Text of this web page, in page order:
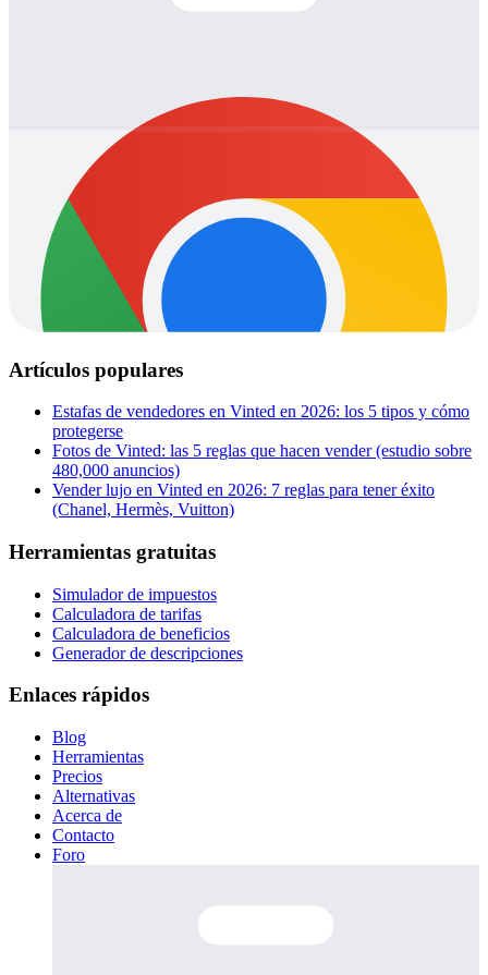
Artículos populares
Estafas de vendedores en Vinted en 2026: los 5 tipos y cómo
protegerse
Fotos de Vinted: las 5 reglas que hacen vender (estudio sobre
480,000 anuncios)
Vender lujo en Vinted en 2026: 7 reglas para tener éxito
(Chanel, Hermès, Vuitton)
Herramientas gratuitas
Simulador de impuestos
Calculadora de tarifas
Calculadora de beneficios
Generador de descripciones
Enlaces rápidos
Blog
Herramientas
Precios
Alternativas
Acerca de
Contacto
Foro